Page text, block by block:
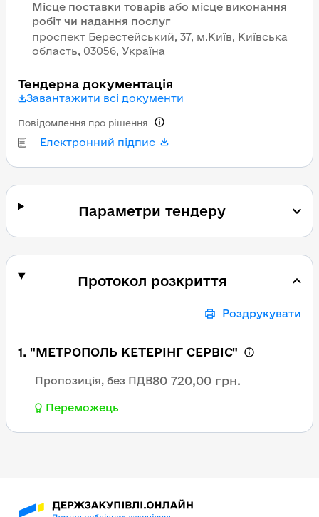
Місце поставки товарів або місце виконання
робіт чи надання послуг
проспект Берестейський, 37, м.Київ, Київська
область, 03056, Україна
Тендерна документація
Завантажити всі документи
Електронний підпис
Повідомлення про рішення
Параметри тендеру
Протокол розкриття
Роздрукувати
1. "МЕТРОПОЛЬ КЕТЕРІНГ СЕРВІС"
Пропозиція, без ПДВ80 720,00 грн.
Переможець